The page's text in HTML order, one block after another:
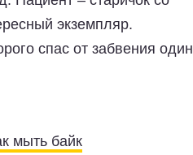
экземпляр.
спас от забвения один
мыть байк